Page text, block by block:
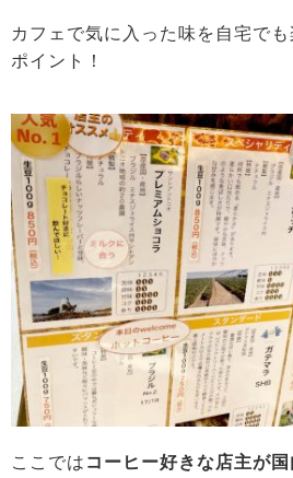
カフェで気に入った味を自宅で
ポイント！
ここでは コーヒー好きな店主が